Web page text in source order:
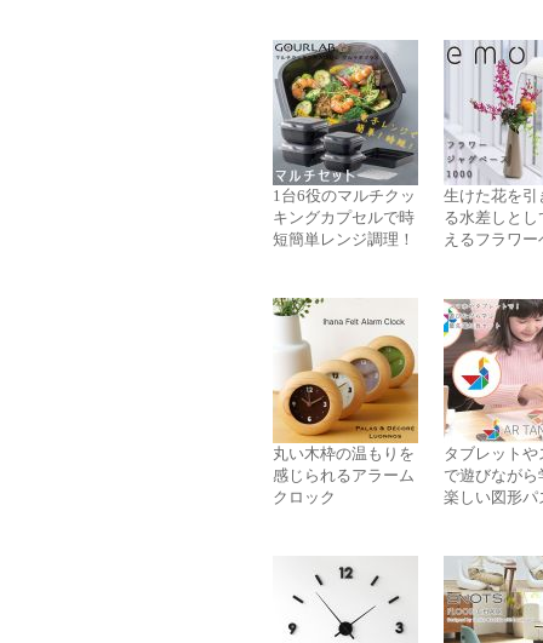
1台6役のマルチクッ
キングカプセルで時
短簡単レンジ調理！
生けた花を引
る水差しとし
えるフラワー
丸い木枠の温もりを
感じられるアラーム
クロック
タブレットや
で遊びながら
楽しい図形パ